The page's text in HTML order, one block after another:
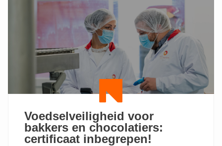
CASADIO
DEELT
HAAR
TIPS
VOOR
KLEINE
ENTREMETS
Voedselveiligheid voor
bakkers en chocolatiers:
certificaat inbegrepen!